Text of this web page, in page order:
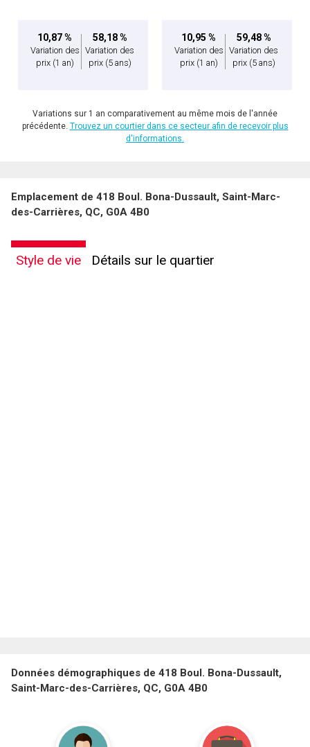
En cliquant sur le bouton « soumettre », vous consentez à nos conditions d'utilisation et
vous nous fournissez l'autorisation écrite de communiquer avec vous.
10,87 %
Variation des
prix (1 an)
58,18 %
Variation des
prix (5 ans)
10,95 %
Variation des
prix (1 an)
59,48 %
Variation des
prix (5 ans)
Variations sur 1 an comparativement au même mois de l'année
précédente. Trouvez un courtier dans ce secteur afin de recevoir plus
d'informations.
Emplacement de 418 Boul. Bona-Dussault, Saint-Marc-
des-Carrières, QC, G0A 4B0
Style de vie Détails sur le quartier
Données démographiques de 418 Boul. Bona-Dussault,
Saint-Marc-des-Carrières, QC, G0A 4B0